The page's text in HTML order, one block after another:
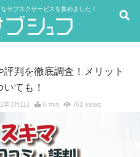
サブスクサービスを集めました！
評判を徹底調査！メリット
ても！
年3月1日 6 min 761views